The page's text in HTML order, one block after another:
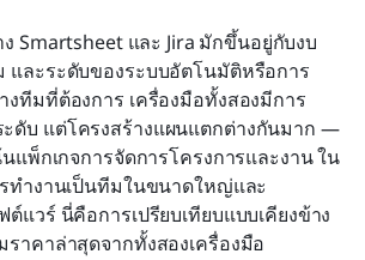
Smartsheet และ Jira มักขึ้นอยู่กับงบ
ละระดับของระบบอัตโนมัติหรือการ
งทีมที่ต้องการ เครื่องมือทั้งสองมีการ
ดับ แต่โครงสร้างแผนแตกต่างกันมาก —
แพ็กเกจการจัดการโครงการและงาน ใน
ทำงานเป็นทีมในขนาดใหญ่และ
แวร์ นี่คือการเปรียบเทียบแบบเคียงข้าง
ราคาล่าสุดจากทั้งสองเครื่องมือ